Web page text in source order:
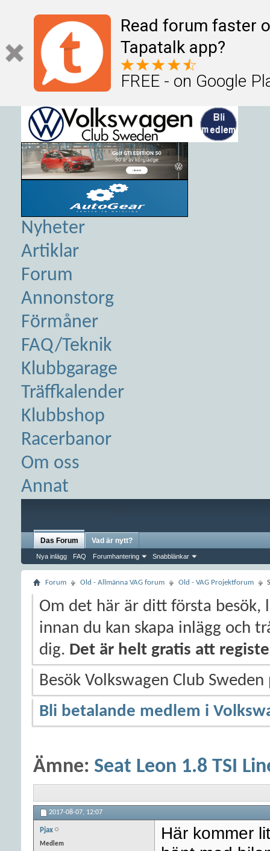
Read forum faster
Tapatalk app?
FREE - on Google
Nyheter
Artiklar
Forum
Annonstorg
Förmåner
FAQ/Teknik
Klubbgarage
Träffkalender
Klubbshop
Racerbanor
Om oss
Annat
Das Forum
Nya inlägg FAQ Forumhantering Snabblänkar
Vad är nytt?
Forum Old - Allmänna VAG forum Old - VAG Projektforum
Om det här är ditt första besök,
innan du kan skapa inlägg och
dig. Det är helt gratis att
Besök Volkswagen Club
Bli betalande medlem i
Ämne: Seat Leon 1.8 TSI
2017-08-07, 12:07
Pjax
Medlem
Här kommer